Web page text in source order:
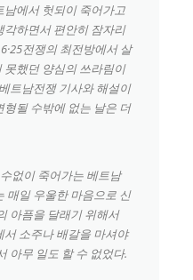
에서 헛되이 죽어가고
각하면서 편안히 잠자리
전쟁의 최전방에서 살
못했던 양심의 쓰라림이
트남전쟁 기사와 해설이
될 수밖에 없는 날은 더
없이 죽어가는 베트남
매일 우울한 마음으로 신
아픔을 달래기 위해서
소주나 배갈을 마셔야
아무 일도 할 수 없었다.